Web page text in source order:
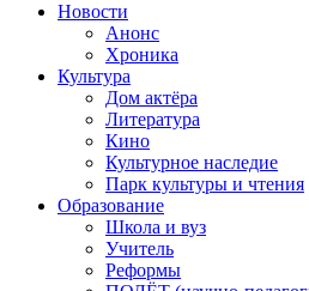
Новости
Анонс
Хроника
Культура
Дом актёра
Литература
Кино
Культурное наследие
Парк культуры и чтения
Образование
Школа и вуз
Учитель
Реформы